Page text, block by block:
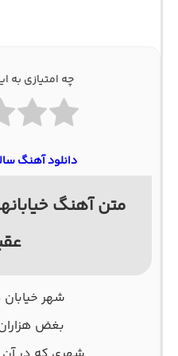
چه امتیازی به
دانلود آهنگ
متن آهنگ
شهر
بغض